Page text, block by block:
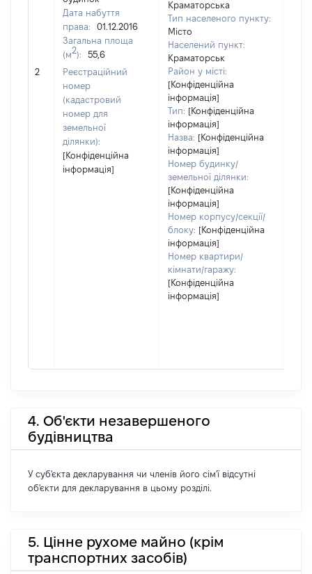
2
Дата набуття
права:
01.12.2016
Загальна площа
(м2):
55,6
Реєстраційний
номер
(кадастровий
номер для
земельної
ділянки):
[Конфіденційна
інформація]
Краматорська
Тип населеного пункту:
Місто
Населений пункт:
Краматорськ
Район у місті:
[Конфіденційна
інформація]
Тип: [Конфіденційна
інформація]
Назва: [Конфіденційна
інформація]
Номер будинку/
земельної ділянки:
[Конфіденційна
інформація]
Номер корпусу/секції/
блоку: [Конфіденційна
інформація]
Номер квартири/
кімнати/гаражу:
[Конфіденційна
інформація]
4. Об'єкти незавершеного
будівництва
У суб'єкта декларування чи членів його сім'ї відсутні
об'єкти для декларування в цьому розділі.
5. Цінне рухоме майно (крім
транспортних засобів)